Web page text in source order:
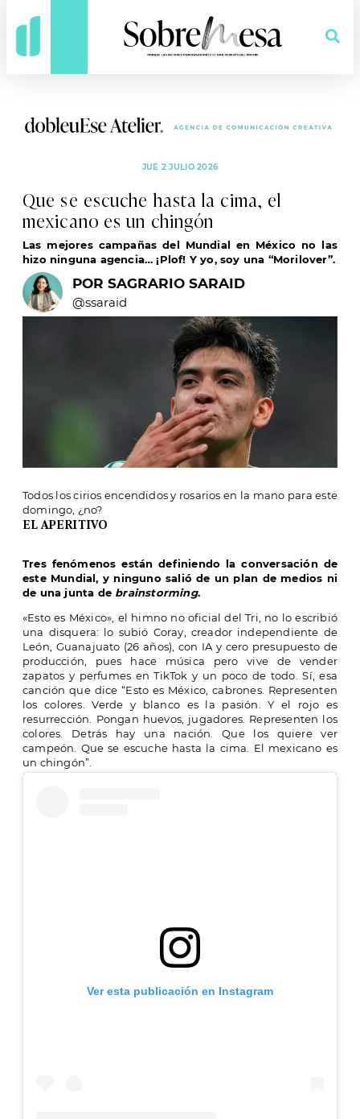
JUE 2 JULIO 2026
Que se escuche hasta la cima, el
mexicano es un chingón
Las mejores campañas del Mundial en México no las
hizo ninguna agencia… ¡Plof! Y yo, soy una “Morilover”.
POR SAGRARIO SARAID
@ssaraid
Todos los cirios encendidos y rosarios en la mano para este
domingo, ¿no?
EL APERITIVO
Tres fenómenos están definiendo la conversación de
este Mundial, y ninguno salió de un plan de medios ni
de una junta de brainstorming.
«Esto es México», el himno no oficial del Tri, no lo escribió
una disquera: lo subió Coray, creador independiente de
León, Guanajuato (26 años), con IA y cero presupuesto de
producción, pues hace música pero vive de vender
zapatos y perfumes en TikTok y un poco de todo. Sí, esa
canción que dice “Esto es México, cabrones. Representen
los colores. Verde y blanco es la pasión. Y el rojo es
resurrección. Pongan huevos, jugadores. Representen los
colores. Detrás hay una nación. Que los quiere ver
campeón. Que se escuche hasta la cima. El mexicano es
un chingón”.
Ver esta publicación en Instagram